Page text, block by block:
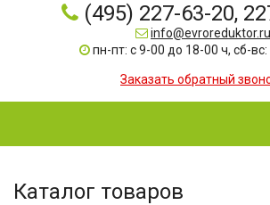
(495) 227-63-20,
info@evroreduktor.ru
пн-пт: с 9-00 до 18-00 ч, сб-
Заказать обратный
Каталог товаров